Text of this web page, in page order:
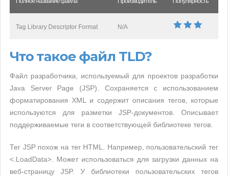
Tag Library Descriptor Format N/A
Что такое файл TLD?
Файл разработчика, используемый для проектов разработки
Java Server Page (JSP). Сохраняется с использованием
форматирования XML и содержит описания тегов, которые
используются для разметки JSP-документов. Описывает
поддерживаемые теги в соответствующей библиотеке тегов.
Тег JSP похож на тег HTML. Например, пользовательский тег
<.LoadData>. Может использоваться для загрузки данных на
веб-страницу JSP. У библиотеки пользовательских тегов